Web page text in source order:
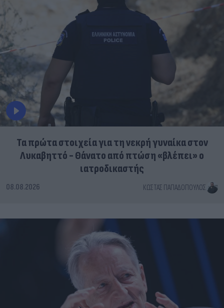
Τα πρώτα στοιχεία για τη νεκρή γυναίκα στον
Λυκαβηττό - Θάνατο από πτώση «βλέπει» ο
ιατροδικαστής
08.08.2026 ΚΏΣΤΑΣ ΠΑΠΑΔΌΠΟΥΛΟΣ